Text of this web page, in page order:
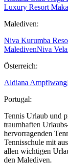
Luxury Resort
Malediven:
Niva Kurumba
MaledivenNiva
Österreich:
Aldiana Ampflwang
Portugal:
Tennis Urlaub und
traumhaften
hervorragenden
Tennisschule mit
allen wichtigen
den Malediven.